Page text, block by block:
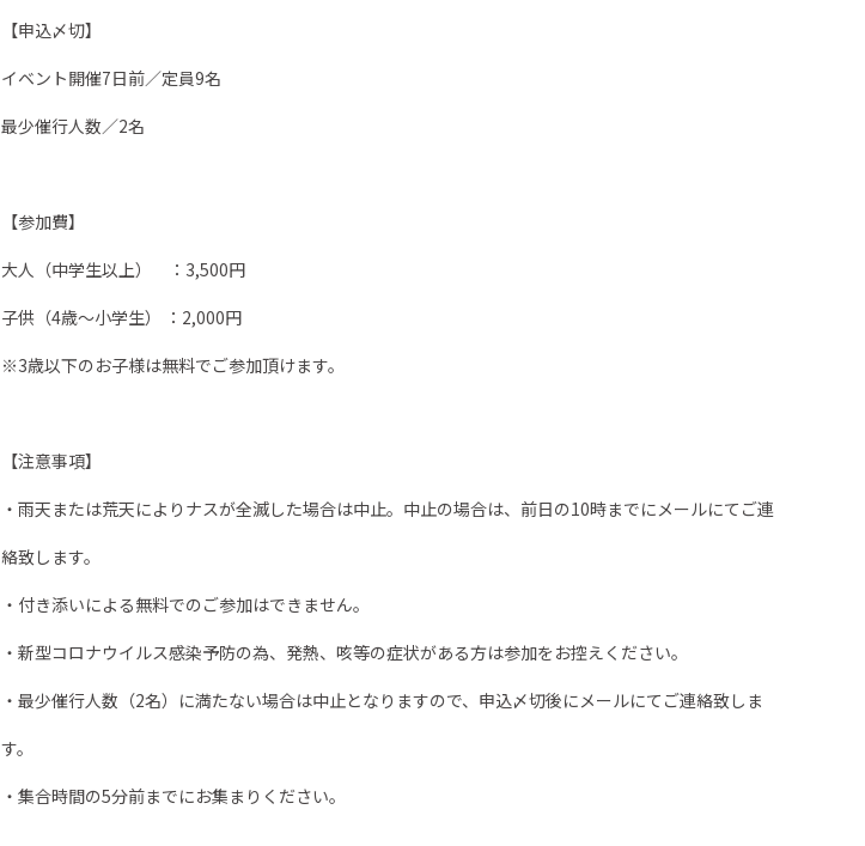
【申込〆切】
イベント開催7日前／定員9名
最少催行人数／2名
【参加費】
大人（中学生以上） ：3,500円
子供（4歳～小学生） ：2,000円
※3歳以下のお子様は無料でご参加頂けます。
【注意事項】
・雨天または荒天によりナスが全滅した場合は中止。中止の場合は、前日の10時までにメールにてご連
絡致します。
・付き添いによる無料でのご参加はできません。
・新型コロナウイルス感染予防の為、発熱、咳等の症状がある方は参加をお控えください。
・最少催行人数（2名）に満たない場合は中止となりますので、申込〆切後にメールにてご連絡致しま
す。
・集合時間の5分前までにお集まりください。